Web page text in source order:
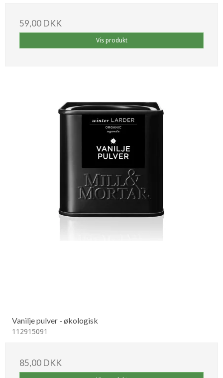
59,00 DKK
Vis produkt
Vanilje pulver - økologisk
112915091
85,00 DKK